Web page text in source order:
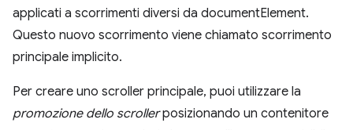
applicati a scorrimenti diversi da documentElement.
Questo nuovo scorrimento viene chiamato scorrimento
principale implicito.
Per creare uno scroller principale, puoi utilizzare la
promozione dello scrollerposizionando un contenitore